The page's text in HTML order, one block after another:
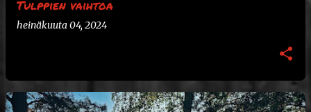
Tulppien vaihtoa
heinäkuuta 04, 2024